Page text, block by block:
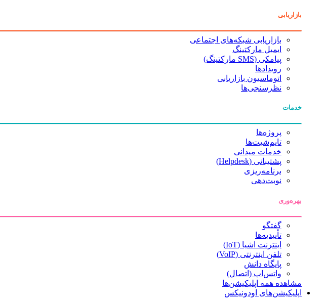
بازاریابی
بازاریابی شبکه‌های اجتماعی
ایمیل مارکتینگ
پیامکی (SMS مارکتینگ)
رویدادها
اتوماسیون بازاریابی
نظرسنجی‌ها
خدمات
پروژه‌ها
تایم‌شیت‌ها
خدمات میدانی
پشتیبانی (Helpdesk)
برنامه‌ریزی
نوبت‌دهی
بهره‌وری
گفتگو
تأییدیه‌ها
اینترنت اشیا (IoT)
تلفن اینترنتی (VoIP)
پایگاه دانش
واتس‌اپ (اتصال)
مشاهده همه اپلیکیشن‌ها
اپلیکیشن‌های اودونیکس